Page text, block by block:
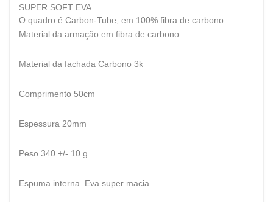
SUPER SOFT EVA.
O quadro é Carbon-Tube, em 100% fibra de carbono.
Material da armação em fibra de carbono
Material da fachada Carbono 3k
Comprimento 50cm
Espessura 20mm
Peso 340 +/- 10 g
Espuma interna. Eva super macia